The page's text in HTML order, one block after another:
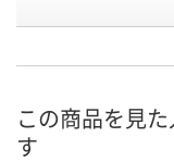
お届け日
ついてご連
この商品を見
す